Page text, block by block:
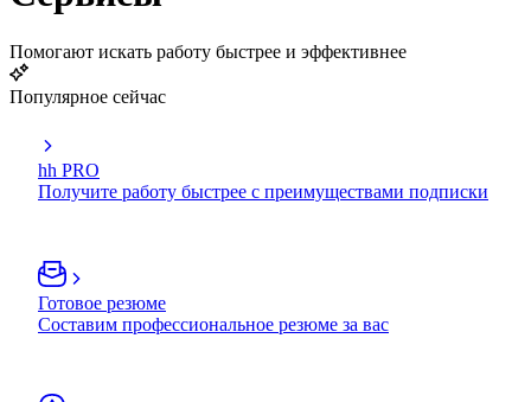
Помогают искать работу быстрее и эффективнее
Популярное сейчас
hh PRO
Получите работу быстрее с преимуществами подписки
Готовое резюме
Составим профессиональное резюме за вас